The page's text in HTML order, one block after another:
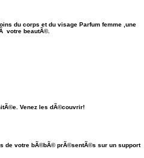
du corps et du visage Parfum femme ,une
votre beautÃ©.
Venez les dÃ©couvrir!
de votre bÃ©bÃ© prÃ©sentÃ©s sur un support